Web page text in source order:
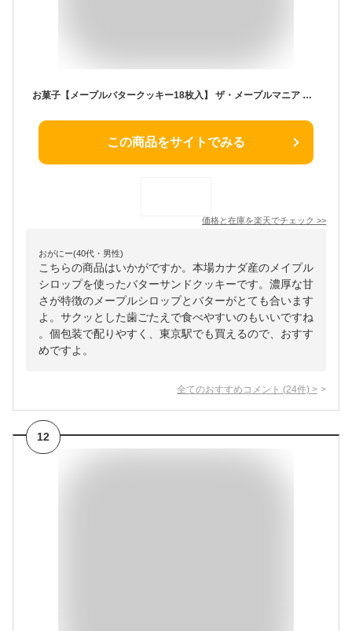
お菓子【メープルバタークッキー18枚入】 ザ・メープルマニア 個包装 スイーツ ギフト クッキー ラングドシャ 焼き菓子 洋菓子内祝い お祝い 出産祝い 結婚内祝い お礼 お供えおしゃれ 職場 退職 東京土産 夏ギフト 暑中見舞い
この商品をサイトでみる
価格と在庫を楽天でチェック >>
おがにー(40代・男性)
こちらの商品はいかがですか。本場カナダ産のメイプル
シロップを使ったバターサンドクッキーです。濃厚な甘
さが特徴のメープルシロップとバターがとても合います
よ。サクッとした歯ごたえで食べやすいのもいいですね
。個包装で配りやすく、東京駅でも買えるので、おすす
めですよ。
全てのおすすめコメント (24件) >
12